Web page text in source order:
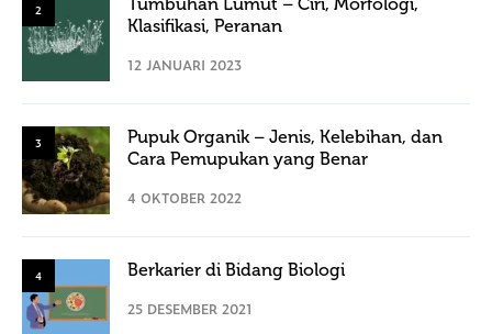
2
Klasifikasi, Peranan
12 JANUARI 2023
3
Pupuk Organik – Jenis, Kelebihan, dan
Cara Pemupukan yang Benar
4 OKTOBER 2022
4 Berkarier di Bidang Biologi
25 DESEMBER 2021